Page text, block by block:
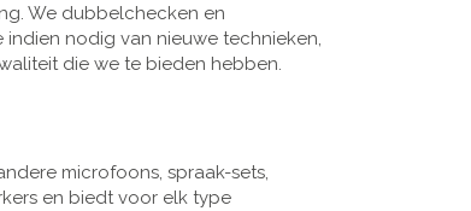
We dubbelchecken en
nodig van nieuwe technieken,
die we te bieden hebben.
microfoons, spraak-sets,
en biedt voor elk type